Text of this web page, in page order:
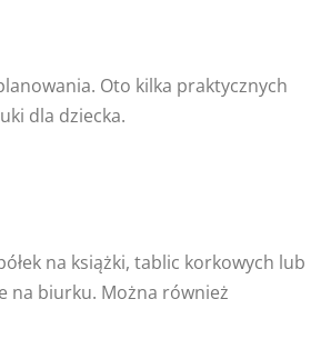
Oto kilka praktycznych
dla dziecka.
na książki, tablic korkowych lub
na biurku. Można również